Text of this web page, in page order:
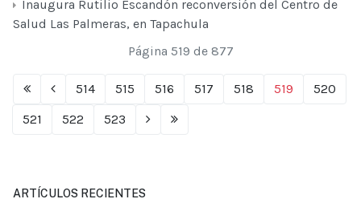
Inaugura Rutilio Escandón reconversión del Centro de
Salud Las Palmeras, en Tapachula
Página 519 de 877
514 515 516 517 518 519
520
521
522 523
ARTÍCULOS RECIENTES